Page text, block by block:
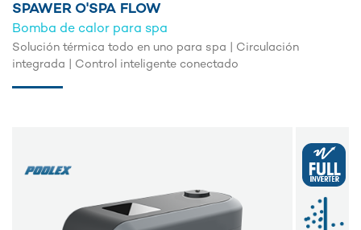
SPAWER O'SPA FLOW
Bomba de calor para spa
Solución térmica todo en uno para spa | Circulación
integrada | Control inteligente conectado